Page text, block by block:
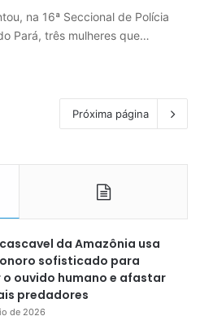
na 16ª Seccional de Polícia
Pará, três mulheres que…
Próxima página
da Amazônia usa
sofisticado para
ouvido humano e afastar
predadores
de 2026